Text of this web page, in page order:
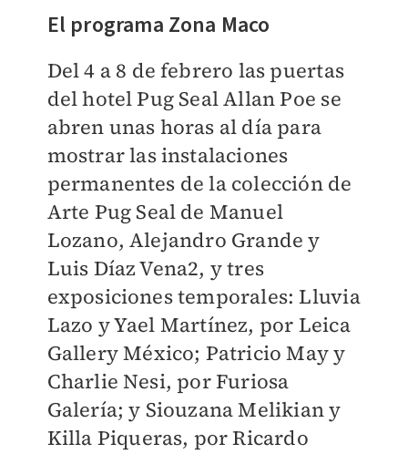
El programa Zona Maco
Del 4 a 8 de febrero las puertas
del hotel Pug Seal Allan Poe se
abren unas horas al día para
mostrar las instalaciones
permanentes de la colección de
Arte Pug Seal de Manuel
Lozano, Alejandro Grande y
Luis Díaz Vena2, y tres
exposiciones temporales: Lluvia
Lazo y Yael Martínez, por Leica
Gallery México; Patricio May y
Charlie Nesi, por Furiosa
Galería; y Siouzana Melikian y
Killa Piqueras, por Ricardo